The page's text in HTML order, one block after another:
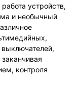
устройств,
и необычный
выключателей,
контроля